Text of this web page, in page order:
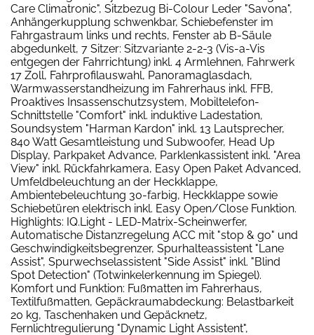
Care Climatronic", Sitzbezug Bi-Colour Leder "Savona",
Anhängerkupplung schwenkbar, Schiebefenster im
Fahrgastraum links und rechts, Fenster ab B-Säule
abgedunkelt, 7 Sitzer: Sitzvariante 2-2-3 (Vis-a-Vis
entgegen der Fahrrichtung) inkl. 4 Armlehnen, Fahrwerk
17 Zoll, Fahrprofilauswahl, Panoramaglasdach,
Warmwasserstandheizung im Fahrerhaus inkl. FFB,
Proaktives Insassenschutzsystem, Mobiltelefon-
Schnittstelle "Comfort" inkl. induktive Ladestation,
Soundsystem "Harman Kardon" inkl. 13 Lautsprecher,
840 Watt Gesamtleistung und Subwoofer, Head Up
Display, Parkpaket Advance, Parklenkassistent inkl. "Area
View" inkl. Rückfahrkamera, Easy Open Paket Advanced,
Umfeldbeleuchtung an der Heckklappe,
Ambientebeleuchtung 30-farbig, Heckklappe sowie
Schiebetüren elektrisch inkl. Easy Open/Close Funktion.
Highlights: IQ.Light - LED-Matrix-Scheinwerfer,
Automatische Distanzregelung ACC mit "stop & go" und
Geschwindigkeitsbegrenzer, Spurhalteassistent "Lane
Assist", Spurwechselassistent "Side Assist" inkl. "Blind
Spot Detection" (Totwinkelerkennung im Spiegel).
Komfort und Funktion: Fußmatten im Fahrerhaus,
Textilfußmatten, Gepäckraumabdeckung: Belastbarkeit
20 kg, Taschenhaken und Gepäcknetz,
Fernlichtregulierung "Dynamic Light Assistent",